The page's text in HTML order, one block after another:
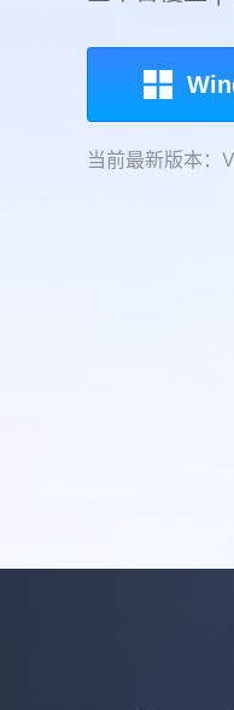
当前最新版本：